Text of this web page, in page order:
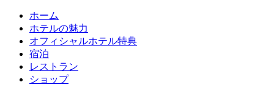
ホーム
ホテルの魅力
オフィシャルホテル特典
宿泊
レストラン
ショップ